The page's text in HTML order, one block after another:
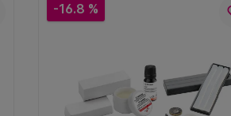
-16.8 %